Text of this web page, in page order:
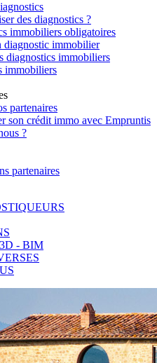
des diagnostics ?
immobiliers obligatoires
diagnostic immobilier
diagnostics immobiliers
immobiliers
partenaires
son crédit immo avec Empruntis
?
partenaires
- BIM